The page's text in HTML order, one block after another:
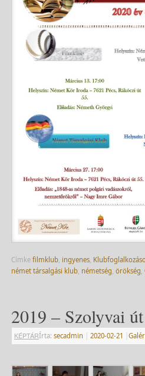
Címke filmklub, ingyenes,
német társalgási klub, németség örökség
2019 – Szolyvai út
KÉPTÁRÍrta: secadmin 2020-02-21